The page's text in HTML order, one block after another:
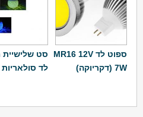
ספוט לד MR16 12V
7W (דקריוקה)
סט שלישיית
לד סולאריות